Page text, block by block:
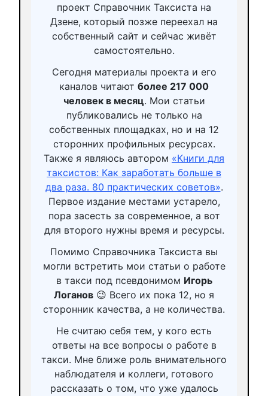
проект Справочник Таксиста на
Дзене, который позже переехал на
собственный сайт и сейчас живёт
самостоятельно.
Сегодня материалы проекта и его
каналов читают более 217 000
человек в месяц. Мои статьи
публиковались не только на
собственных площадках, но и на 12
сторонних профильных ресурсах.
Также я являюсь автором «Книги для
таксистов: Как заработать больше в
два раза. 80 практических советов».
Первое издание местами устарело,
пора засесть за современное, а вот
для второго нужны время и ресурсы.
Помимо Справочника Таксиста вы
могли встретить мои статьи о работе
в такси под псевдонимом Игорь
Логанов 😉 Всего их пока 12, но я
сторонник качества, а не количества.
Не считаю себя тем, у кого есть
ответы на все вопросы о работе в
такси. Мне ближе роль внимательного
наблюдателя и коллеги, готового
рассказать о том, что уже удалось